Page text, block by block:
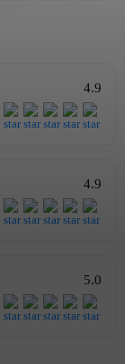
4.9
4.9
5.0